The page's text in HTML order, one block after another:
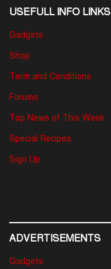
USEFULL INFO LINKS
Gadgets
Shop
Term and Conditions
Forums
Top News of This Week
Special Recipes
Sign Up
ADVERTISEMENTS
Gadgets